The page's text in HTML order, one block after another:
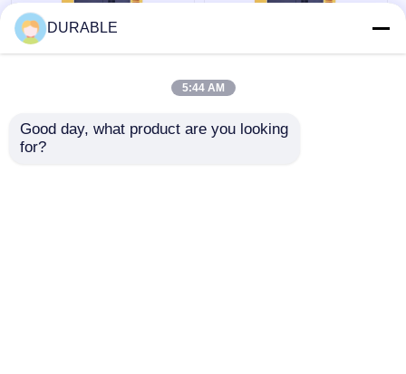
সেট কমপ্যাক্ট পোর্টেবল বাণিজ্যিক
মিমি মোবাইল জেনারেটর
11KW 10KW
DURABLE
5:44 AM
Good day, what product are you looking
for?